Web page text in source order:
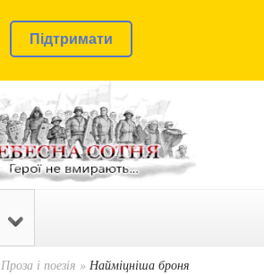
Підтримати
Проза і поезія » Найміцніша броня